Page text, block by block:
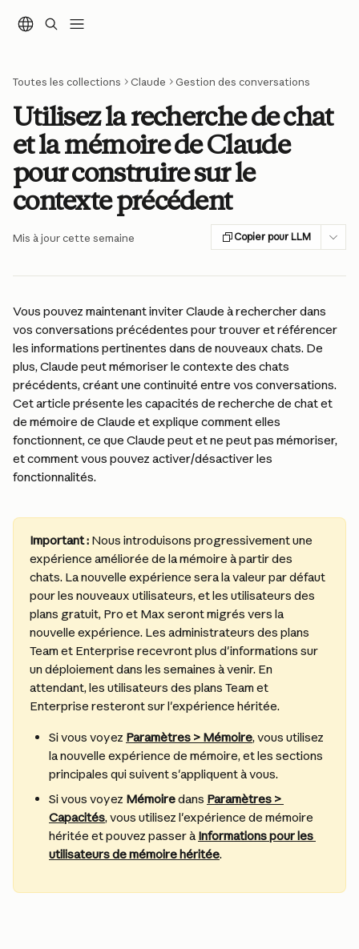
Toutes les collections Claude Gestion des conversations
Utilisez la recherche de chat
et la mémoire de Claude
pour construire sur le
contexte précédent
Mis à jour cette semaine Copier pour LLM
Vous pouvez maintenant inviter Claude à rechercher dans
vos conversations précédentes pour trouver et référencer
les informations pertinentes dans de nouveaux chats. De
plus, Claude peut mémoriser le contexte des chats
précédents, créant une continuité entre vos conversations.
Cet article présente les capacités de recherche de chat et
de mémoire de Claude et explique comment elles
fonctionnent, ce que Claude peut et ne peut pas mémoriser,
et comment vous pouvez activer/désactiver les
fonctionnalités.
Important : Nous introduisons progressivement une
expérience améliorée de la mémoire à partir des
chats. La nouvelle expérience sera la valeur par défaut
pour les nouveaux utilisateurs, et les utilisateurs des
plans gratuit, Pro et Max seront migrés vers la
nouvelle expérience. Les administrateurs des plans
Team et Enterprise recevront plus d'informations sur
un déploiement dans les semaines à venir. En
attendant, les utilisateurs des plans Team et
Enterprise resteront sur l'expérience héritée.
Si vous voyez Paramètres > Mémoire, vous utilisez
la nouvelle expérience de mémoire, et les sections
principales qui suivent s'appliquent à vous.
Si vous voyez Mémoire dans Paramètres >
Capacités, vous utilisez l'expérience de mémoire
héritée et pouvez passer à Informations pour les
utilisateurs de mémoire héritée.